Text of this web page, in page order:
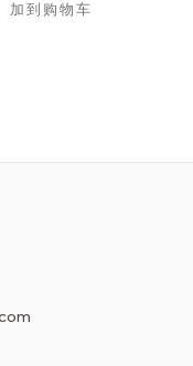
加到购物车